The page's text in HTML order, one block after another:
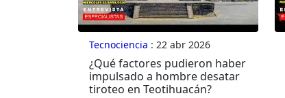
Tecnociencia : 22 abr 2026
¿Qué factores pudieron haber
impulsado a hombre desatar
tiroteo en Teotihuacán?